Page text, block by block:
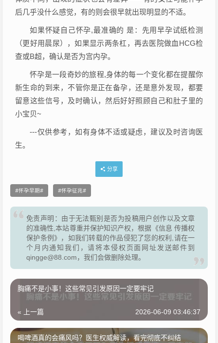
后几乎没什么感觉，有的则会很早就出现明显的不适。
如果怀疑自己怀孕,最准确的 是：先用早孕试纸检测
（更好用晨尿），如果显示两条杠，再去医院做血HCG检
查或B超，确认是否为宫内孕。
怀孕是一段奇妙的旅程,身体的每一个变化都在提醒你
新生命的到来，不管你是正在备孕，还是意外发现，都要
留意这些信号，及时确认，然后好好照顾自己和肚子里的
小宝贝~
---仅供参考，如有身体不适或疑虑，建议及时咨询医
生。
分享
怀孕早期 怀孕征兆
免责声明：由于无法甄别是否为投稿用户创作以及文章
的准确性,本站尊重并保护知识产权，根据《信息 传播权
保护条例》，如我们转载的作品侵犯了您的权利,请在一
个月内通知我们，请将本侵权页面网址发送邮件到
qingge@88.com，我们会做删除处理。
胸痛不是小事！这些常见引发原因一定要牢记
« 上一篇 2026-06-09 03:46:37
喝啤酒真的会痛风吗？医生权威解读，看完彻底不纠结